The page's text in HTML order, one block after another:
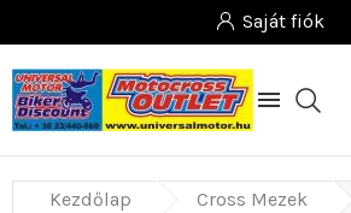
Saját fiók

Kezdőlap Cross Mezek